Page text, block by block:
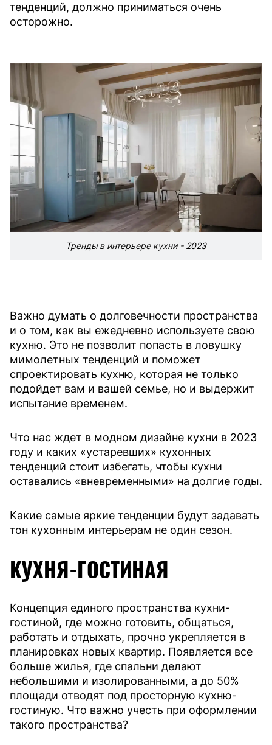
тенденций, должно приниматься очень
осторожно.
Тренды в интерьере кухни - 2023
Важно думать о долговечности пространства
и о том, как вы ежедневно используете свою
кухню. Это не позволит попасть в ловушку
мимолетных тенденций и поможет
спроектировать кухню, которая не только
подойдет вам и вашей семье, но и выдержит
испытание временем.
Что нас ждет в модном дизайне кухни в 2023
году и каких «устаревших» кухонных
тенденций стоит избегать, чтобы кухни
оставались «вневременными» на долгие годы.
Какие самые яркие тенденции будут задавать
тон кухонным интерьерам не один сезон.
КУХНЯ-ГОСТИНАЯ
Концепция единого пространства кухни-
гостиной, где можно готовить, общаться,
работать и отдыхать, прочно укрепляется в
планировках новых квартир. Появляется все
больше жилья, где спальни делают
небольшими и изолированными, а до 50%
площади отводят под просторную кухню-
гостиную. Что важно учесть при оформлении
такого пространства?